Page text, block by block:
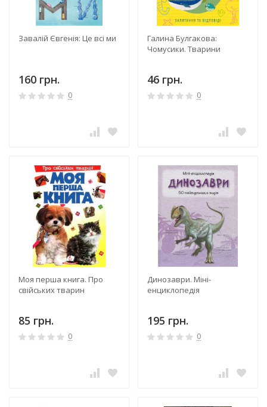
Завалій Євгенія: Це всі ми
160 грн.
0
Галина Булгакова:
Чомусики. Тварини
46 грн.
0
Моя перша книга. Про
свійських тварин
85 грн.
0
Динозаври. Міні-
енциклопедія
195 грн.
0